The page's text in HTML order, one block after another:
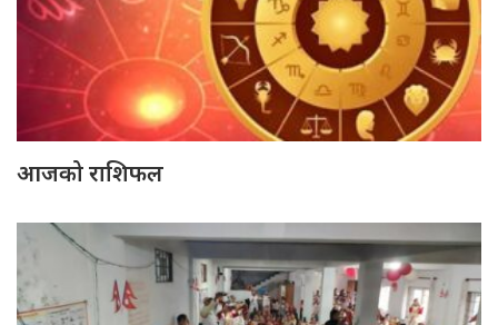
आजको राशिफल